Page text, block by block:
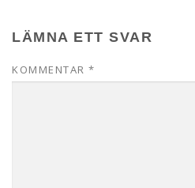
LÄMNA ETT SVAR
KOMMENTAR *